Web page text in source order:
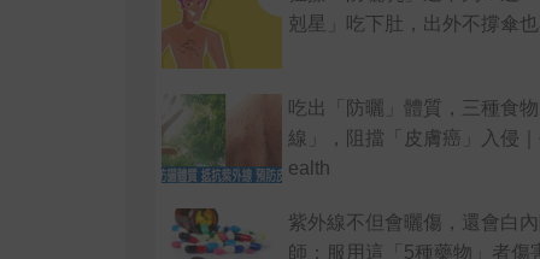
剋星」吃下肚，出外不撐傘
吃出「防曬」體質，三種食
線」，阻擋「皮膚癌」入侵
ealth
紫外線不但會曬傷，還會白
師：服用這「5種藥物」者傷